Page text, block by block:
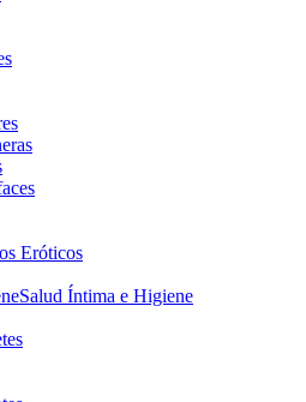
Eróticos
Salud Íntima e Higiene